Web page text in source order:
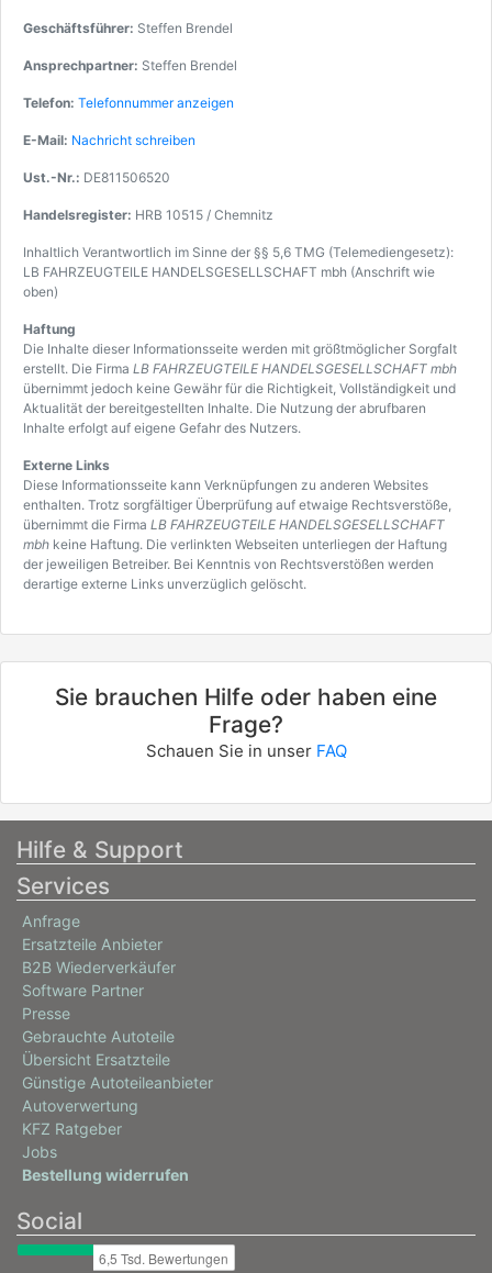
Geschäftsführer: Steffen Brendel
Ansprechpartner: Steffen Brendel
Telefon: Telefonnummer anzeigen
E-Mail: Nachricht schreiben
Ust.-Nr.: DE811506520
Handelsregister: HRB 10515 / Chemnitz
Inhaltlich Verantwortlich im Sinne der §§ 5,6 TMG (Telemediengesetz):
LB FAHRZEUGTEILE HANDELSGESELLSCHAFT mbh (Anschrift wie
oben)
Haftung
Die Inhalte dieser Informationsseite werden mit größtmöglicher Sorgfalt
erstellt. Die Firma LB FAHRZEUGTEILE HANDELSGESELLSCHAFT mbh
übernimmt jedoch keine Gewähr für die Richtigkeit, Vollständigkeit und
Aktualität der bereitgestellten Inhalte. Die Nutzung der abrufbaren
Inhalte erfolgt auf eigene Gefahr des Nutzers.
Externe Links
Diese Informationsseite kann Verknüpfungen zu anderen Websites
enthalten. Trotz sorgfältiger Überprüfung auf etwaige Rechtsverstöße,
übernimmt die Firma LB FAHRZEUGTEILE HANDELSGESELLSCHAFT
mbh keine Haftung. Die verlinkten Webseiten unterliegen der Haftung
der jeweiligen Betreiber. Bei Kenntnis von Rechtsverstößen werden
derartige externe Links unverzüglich gelöscht.
Sie brauchen Hilfe oder haben eine
Frage?
Schauen Sie in unser FAQ
Hilfe & Support
Services
Anfrage
Ersatzteile Anbieter
B2B Wiederverkäufer
Software Partner
Presse
Gebrauchte Autoteile
Übersicht Ersatzteile
Günstige Autoteileanbieter
Autoverwertung
KFZ Ratgeber
Jobs
Bestellung widerrufen
Social